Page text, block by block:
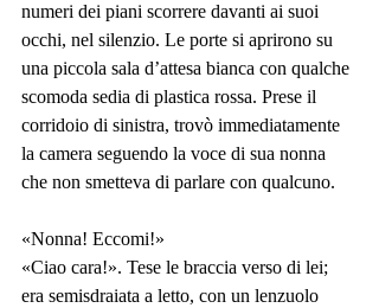
numeri dei piani scorrere davanti ai suoi
occhi, nel silenzio. Le porte si aprirono su
una piccola sala d’attesa bianca con qualche
scomoda sedia di plastica rossa. Prese il
corridoio di sinistra, trovò immediatamente
la camera seguendo la voce di sua nonna
che non smetteva di parlare con qualcuno.
«Nonna! Eccomi!»
«Ciao cara!». Tese le braccia verso di lei;
era semisdraiata a letto, con un lenzuolo